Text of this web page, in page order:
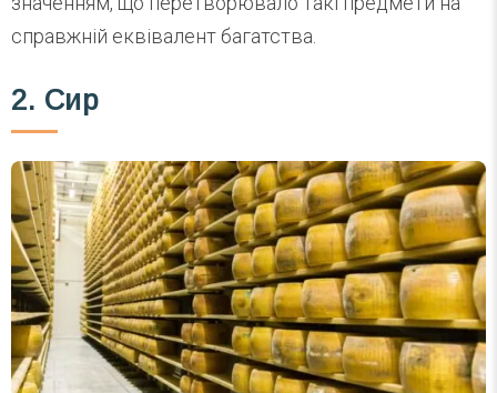
справжній еквівалент багатства.
2. Сир